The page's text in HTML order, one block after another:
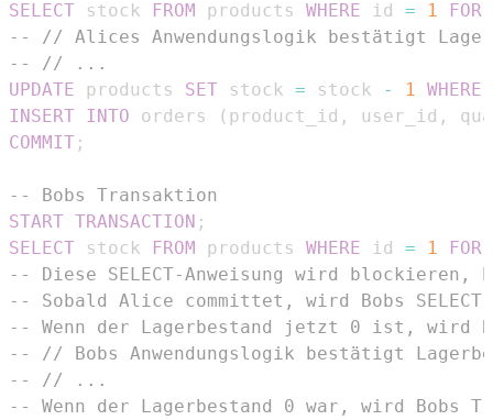
SELECT stock FROM products WHERE id = 1
FOR
-- // Alices Anwendungslogik bestätigt
-- // ...
UPDATE products SET stock = stock - 1 WHERE
INSERT INTO orders ( product_id , user_id ,
COMMIT ;
-- Bobs Transaktion
START TRANSACTION ;
SELECT stock FROM products WHERE id = 1
FOR
-- Diese SELECT-Anweisung wird
-- Sobald Alice committet, wird Bobs
-- Wenn der Lagerbestand jetzt 0 ist, wird
-- // Bobs Anwendungslogik bestätigt
-- // ...
-- Wenn der Lagerbestand 0 war, wird